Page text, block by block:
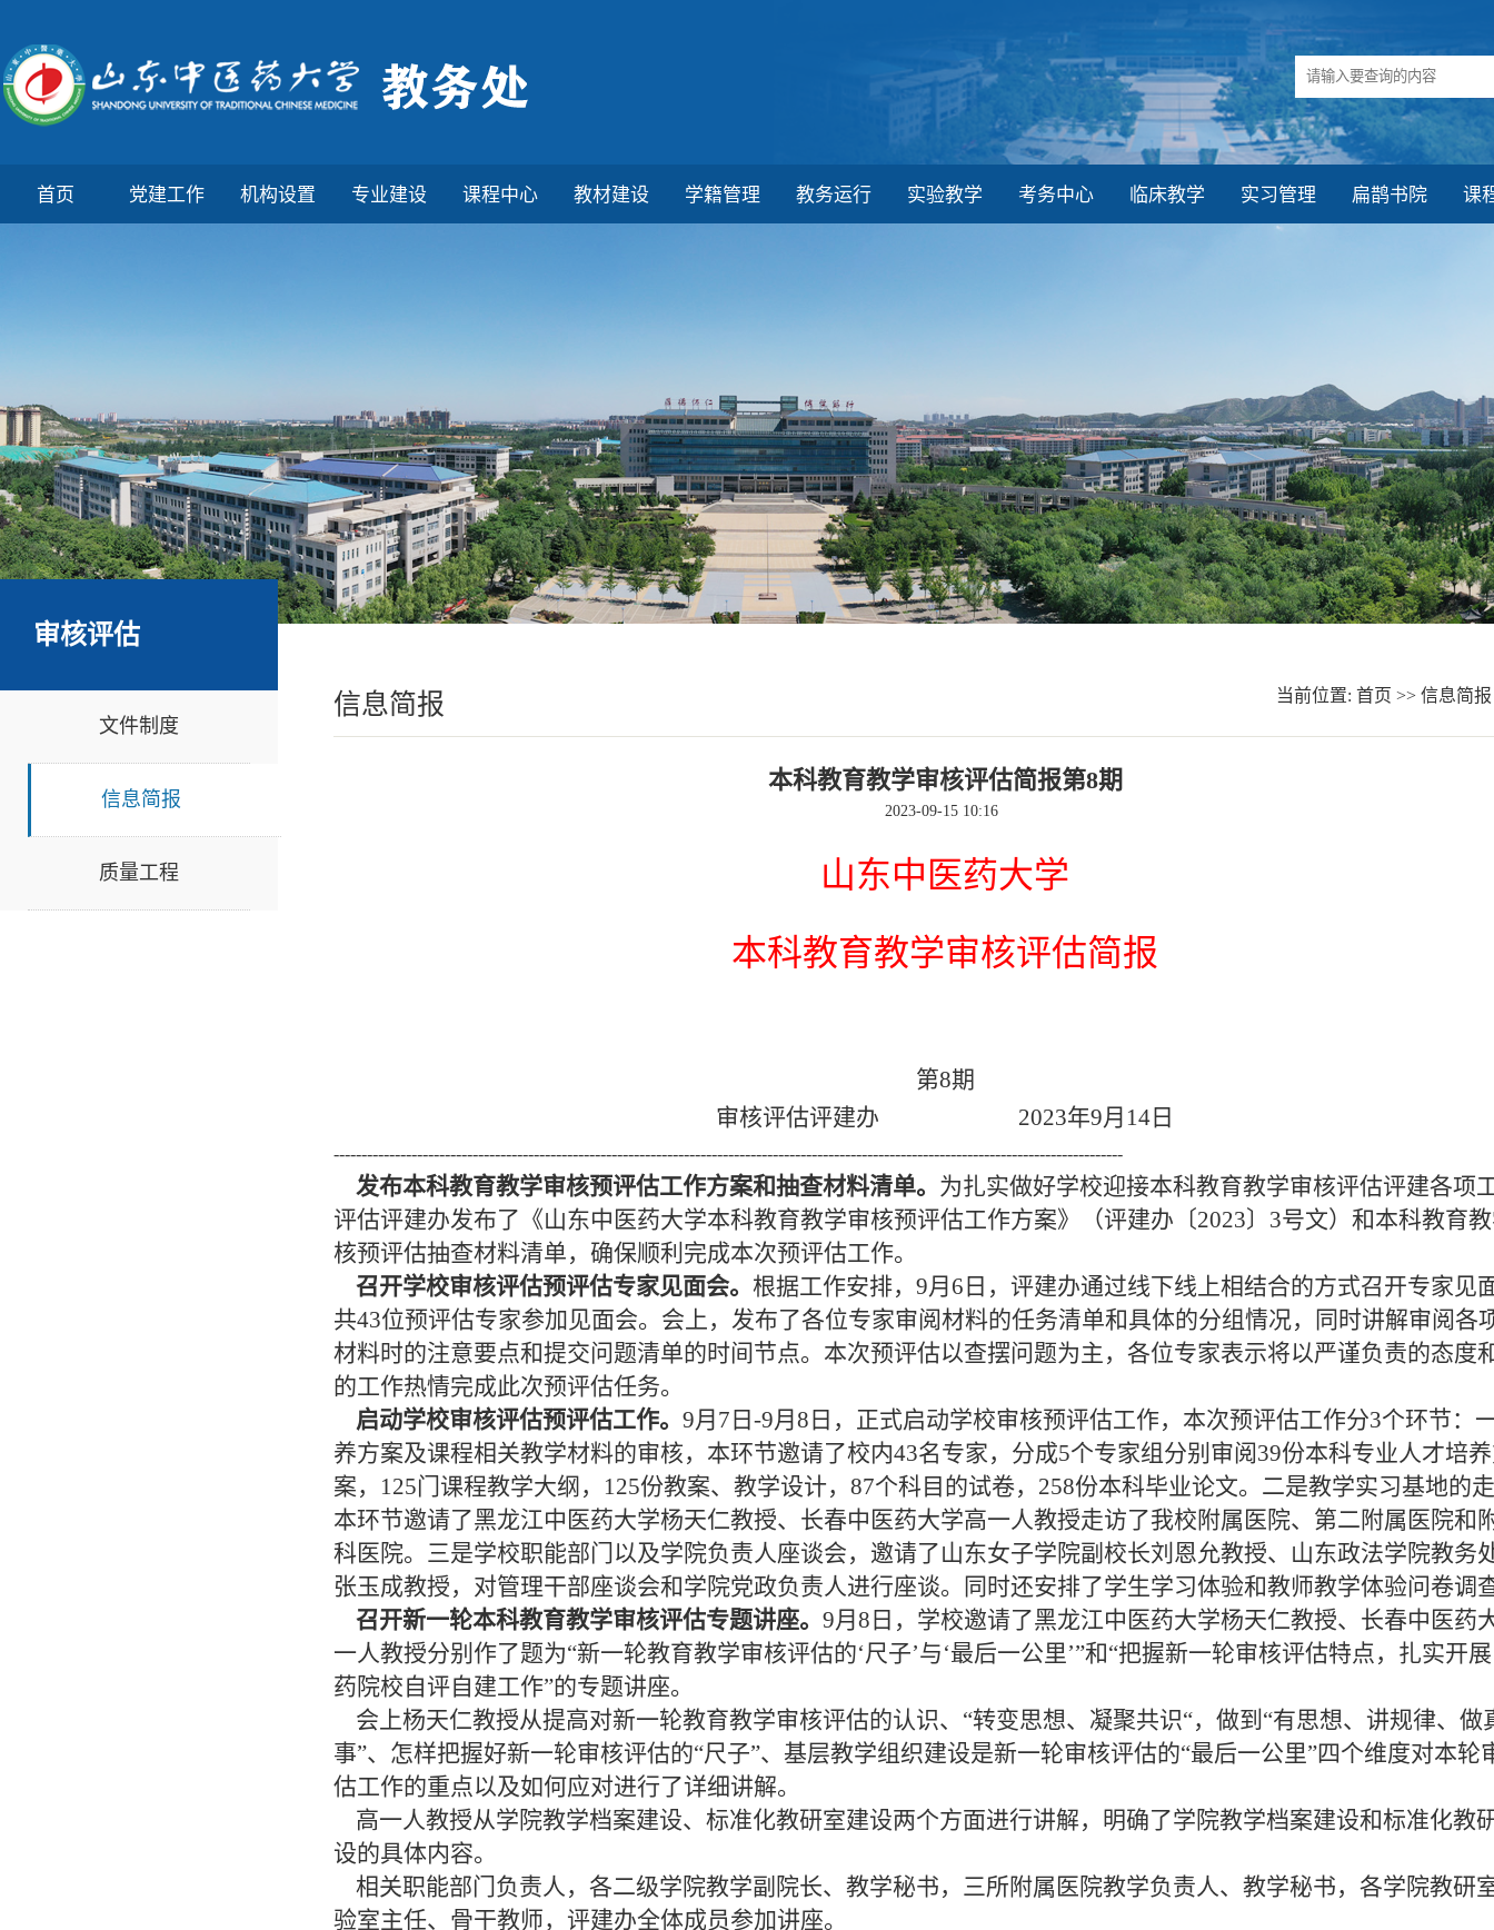
首页 党建工作 机构设置 专业建设 课程中心 教材建设 学籍管理 教务运行 实验教学 考务中心 临床教学 实习管理 扁鹊书院 课
审核评估
文件制度
信息简报
质量工程
信息简报 当前位置: 首页 >> 信息简报
本科教育教学审核评估简报第8期
2023-09-15 10:16
山东中医药大学
本科教育教学审核评估简报
第8期
审核评估评建办 2023年9月14日
----------------------------------------------------------------------------------------------------------------------------------------------
发布本科教育教学审核预评估工作方案和抽查材料清单。 为扎实做好学校迎接本科教育教学审核评估评建各项
评估评建办发布了《山东中医药大学本科教育教学审核预评估工作方案》（评建办〔2023〕 3号文）和本科教育
核预评估抽查材料清单，确保顺利完成本次预评估工作。
召开学校审核评估预评估专家见面会。 根据工作安排，9月6日，评建办通过线下线上相结合的方式召开专家见
共43位预评估专家参加见面会。会上，发布了各位专家审阅材料的任务清单和具体的分组情况，同时讲解审阅各
材料时的注意要点和提交问题清单的时间节点。本次预评估以查摆问题为主，各位专家表示将以严谨负责的态度
的工作热情完成此次预评估任务。
启动学校审核评估预评估工作。 9月7日-9月8日，正式启动学校审核预评估工作，本次预评估工作分3个环节：
养方案及课程相关教学材料的审核，本环节邀请了校内43名专家，分成5个专家组分别审阅39份本科专业人才培
案，125门课程教学大纲，125份教案、教学设计，87个科目的试卷，258份本科毕业论文。二是教学实习基地的
本环节邀请了黑龙江中医药大学杨天仁教授、长春中医药大学高一人教授走访了我校附属医院、第二附属医院和
科医院。三是学校职能部门以及学院负责人座谈会，邀请了山东女子学院副校长刘恩允教授、山东政法学院教务
张玉成教授，对管理干部座谈会和学院党政负责人进行座谈。同时还安排了学生学习体验和教师教学体验问卷调
召开新一轮本科教育教学审核评估专题讲座。 9月8日，学校邀请了黑龙江中医药大学杨天仁教授、长春中医药
一人教授分别作了题为“新一轮教育教学审核评估的‘尺子’与‘最后一公里’”和“把握新一轮审核评估特点，扎实开
药院校自评自建工作”的专题讲座。
会上杨天仁教授从提高对新一轮教育教学审核评估的认识、“转变思想、凝聚共识“，做到“有思想、讲规律、做
事”、怎样把握好新一轮审核评估的“尺子”、基层教学组织建设是新一轮审核评估的“最后一公里”四个维度对本轮
估工作的重点以及如何应对进行了详细讲解。
高一人教授从学院教学档案建设、标准化教研室建设两个方面进行讲解，明确了学院教学档案建设和标准化教
设的具体内容。
相关职能部门负责人，各二级学院教学副院长、教学秘书，三所附属医院教学负责人、教学秘书，各学院教研
验室主任、骨干教师，评建办全体成员参加讲座。